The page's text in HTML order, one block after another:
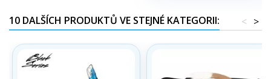
10 DALŠÍCH PRODUKTŮ VE STEJNÉ KATEGORII: >
<